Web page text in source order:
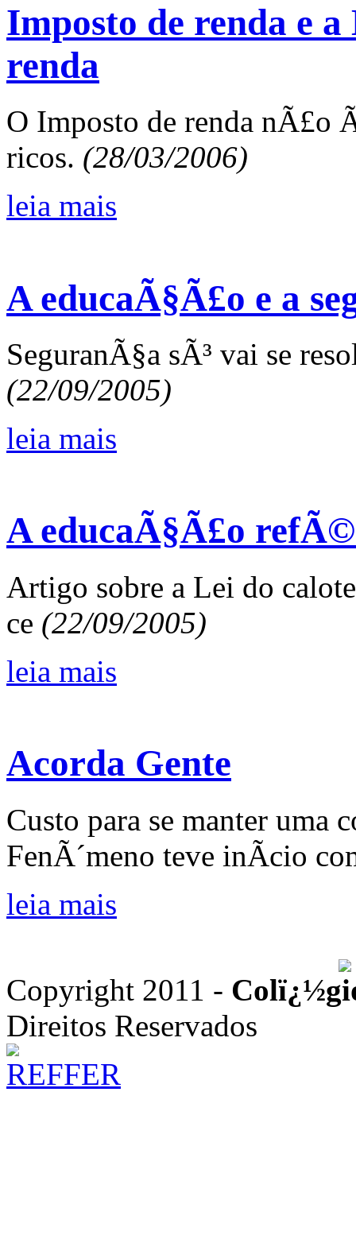
Imposto de renda e
renda
O Imposto de renda nÃ£o
ricos. (28/03/2006)
leia mais
A educaÃ§Ã£o e a
SeguranÃ§a sÃ³ vai se
(22/09/2005)
leia mais
A educaÃ§Ã£o
Artigo sobre a Lei do
ce (22/09/2005)
leia mais
Acorda Gente
Custo para se manter uma
FenÃ´meno teve inÃ­cio
leia mais
Copyright 2011 -
Direitos Reservados